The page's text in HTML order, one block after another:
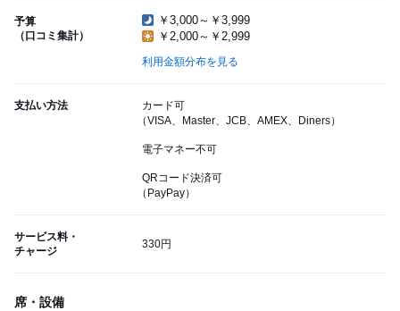
予算
（口コミ集計）
￥3,000～￥3,999
￥2,000～￥2,999
利用金額分布を見る
支払い方法
カード可
（VISA、Master、JCB、AMEX、Diners）
電子マネー不可
QRコード決済可
（PayPay）
サービス料・
チャージ
330円
席・設備